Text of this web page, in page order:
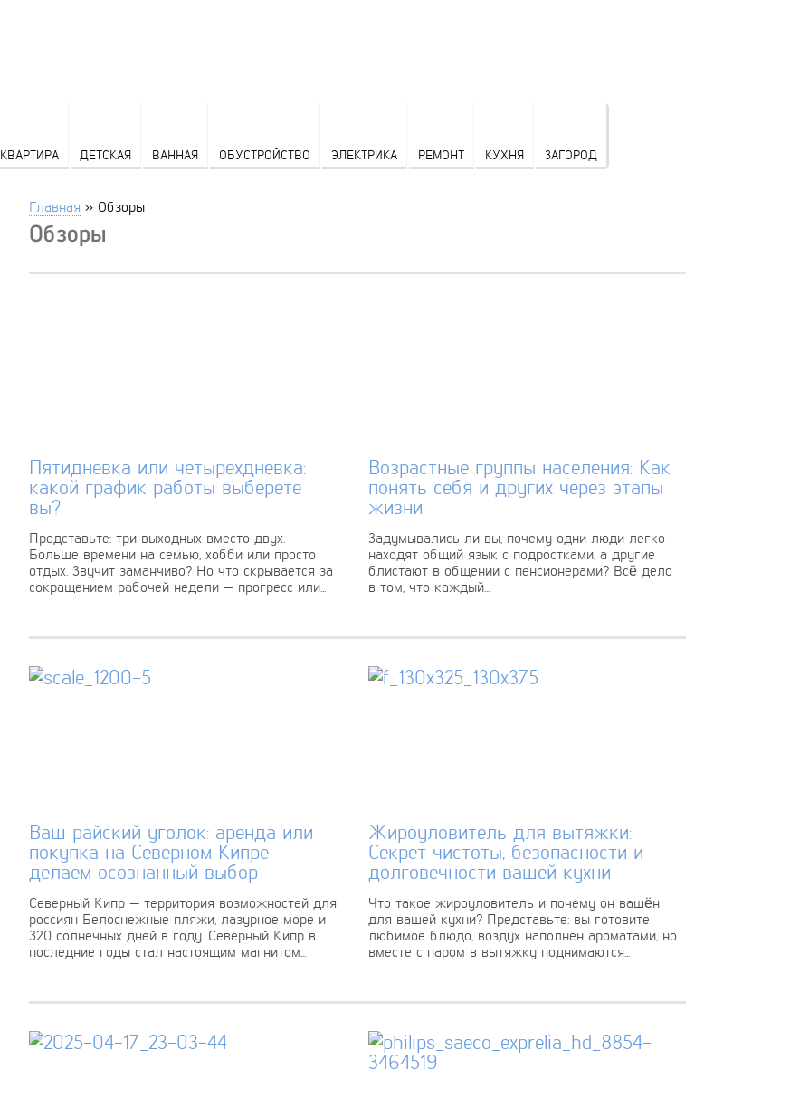
КВАРТИРА ДЕТСКАЯ ВАННАЯ ОБУСТРОЙСТВО ЭЛЕКТРИКА РЕМОНТ КУХНЯ ЗАГОРОД
Главная » Обзоры
Обзоры
Пятидневка или четырехдневка:
какой график работы выберете
вы?
Представьте: три выходных вместо двух.
Больше времени на семью, хобби или просто
отдых. Звучит заманчиво? Но что скрывается за
сокращением рабочей недели — прогресс или...
Возрастные группы населения: Как
понять себя и других через этапы
жизни
Задумывались ли вы, почему одни люди легко
находят общий язык с подростками, а другие
блистают в общении с пенсионерами? Всё дело
в том, что каждый...
Ваш райский уголок: аренда или
покупка на Северном Кипре —
делаем осознанный выбор
Северный Кипр — территория возможностей для
россиян Белоснежные пляжи, лазурное море и
320 солнечных дней в году. Северный Кипр в
последние годы стал настоящим магнитом...
Жироуловитель для вытяжки:
Секрет чистоты, безопасности и
долговечности вашей кухни
Что такое жироуловитель и почему он вашён
для вашей кухни? Представьте: вы готовите
любимое блюдо, воздух наполнен ароматами, но
вместе с паром в вытяжку поднимаются...